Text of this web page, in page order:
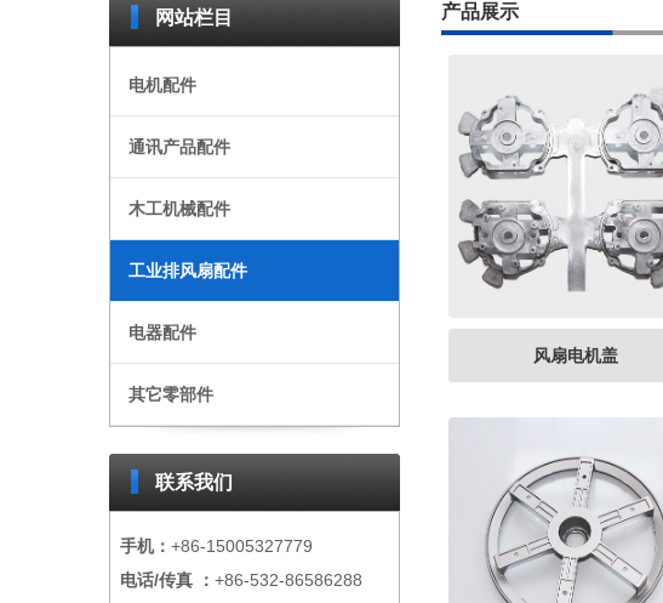
网站栏目
电机配件
通讯产品配件
木工机械配件
工业排风扇配件
电器配件
其它零部件
联系我们
手机： +86-15005327779
电话/传真 ： +86-532-86586288
产品展示
风扇电机盖